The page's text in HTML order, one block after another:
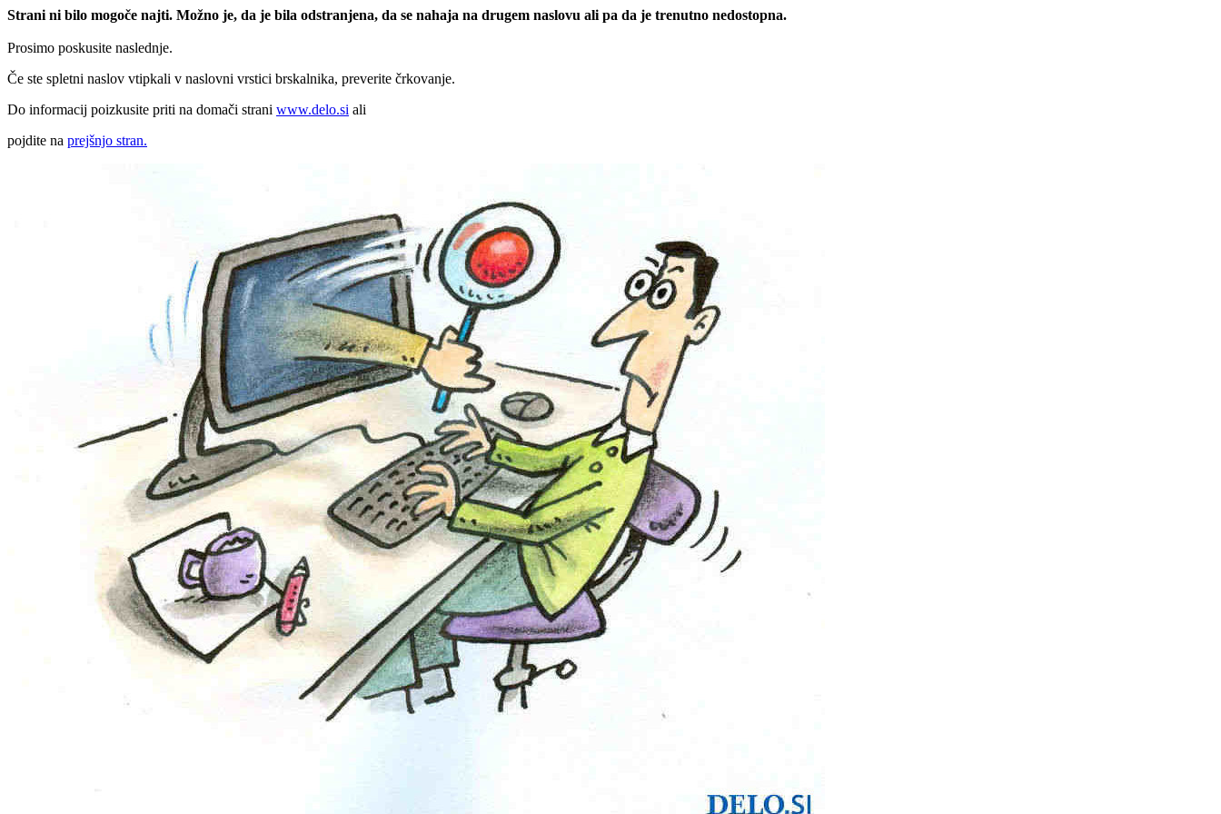
Strani ni bilo mogoče najti. Možno je, da je bila odstranjena, da se nahaja na drugem naslovu ali pa da je trenutno nedostopna.
Prosimo poskusite naslednje.
Če ste spletni naslov vtipkali v naslovni vrstici brskalnika, preverite črkovanje.
Do informacij poizkusite priti na domači strani www.delo.si ali
pojdite na prejšnjo stran.